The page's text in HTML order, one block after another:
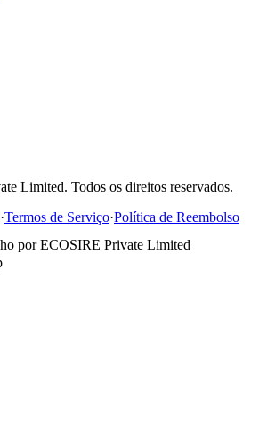
Limited. Todos os direitos reservados.
·Termos de Serviço·Política de Reembolso
por ECOSIRE Private Limited